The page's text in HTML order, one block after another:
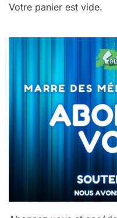
Votre panier est vide.